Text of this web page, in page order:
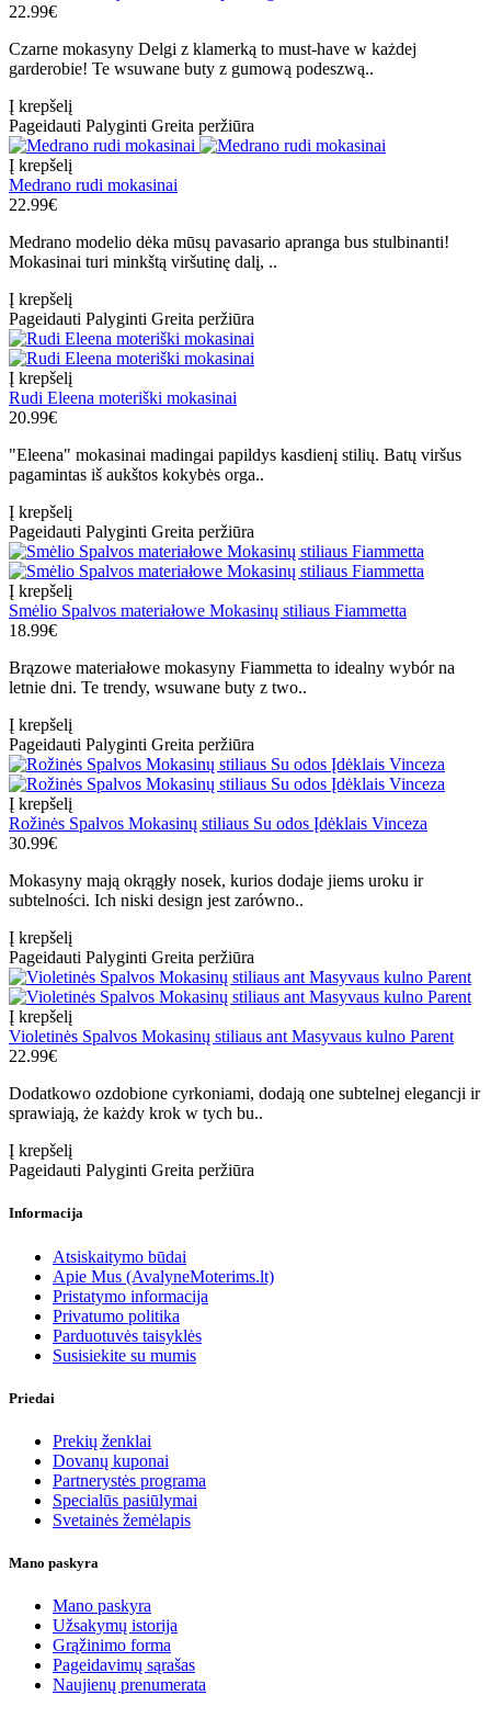
22.99€
Czarne mokasyny Delgi z klamerką to must-have w każdej
garderobie! Te wsuwane buty z gumową podeszwą..
Į krepšelį
Pageidauti Palyginti Greita peržiūra
Į krepšelį
Medrano rudi mokasinai
22.99€
Medrano modelio dėka mūsų pavasario apranga bus stulbinanti!
Mokasinai turi minkštą viršutinę dalį, ..
Į krepšelį
Pageidauti Palyginti Greita peržiūra
Į krepšelį
Rudi Eleena moteriški mokasinai
20.99€
"Eleena" mokasinai madingai papildys kasdienį stilių. Batų viršus
pagamintas iš aukštos kokybės orga..
Į krepšelį
Pageidauti Palyginti Greita peržiūra
Į krepšelį
Smėlio Spalvos materiałowe Mokasinų stiliaus Fiammetta
18.99€
Brązowe materiałowe mokasyny Fiammetta to idealny wybór na
letnie dni. Te trendy, wsuwane buty z two..
Į krepšelį
Pageidauti Palyginti Greita peržiūra
Į krepšelį
Rožinės Spalvos Mokasinų stiliaus Su odos Įdėklais Vinceza
30.99€
Mokasyny mają okrągły nosek, kurios dodaje jiems uroku ir
subtelności. Ich niski design jest zarówno..
Į krepšelį
Pageidauti Palyginti Greita peržiūra
Į krepšelį
Violetinės Spalvos Mokasinų stiliaus ant Masyvaus kulno Parent
22.99€
Dodatkowo ozdobione cyrkoniami, dodają one subtelnej elegancji ir
sprawiają, że każdy krok w tych bu..
Į krepšelį
Pageidauti Palyginti Greita peržiūra
Informacija
Atsiskaitymo būdai
Apie Mus (AvalyneMoterims.lt)
Pristatymo informacija
Privatumo politika
Parduotuvės taisyklės
Susisiekite su mumis
Priedai
Prekių ženklai
Dovanų kuponai
Partnerystės programa
Specialūs pasiūlymai
Svetainės žemėlapis
Mano paskyra
Mano paskyra
Užsakymų istorija
Grąžinimo forma
Pageidavimų sąrašas
Naujienų prenumerata